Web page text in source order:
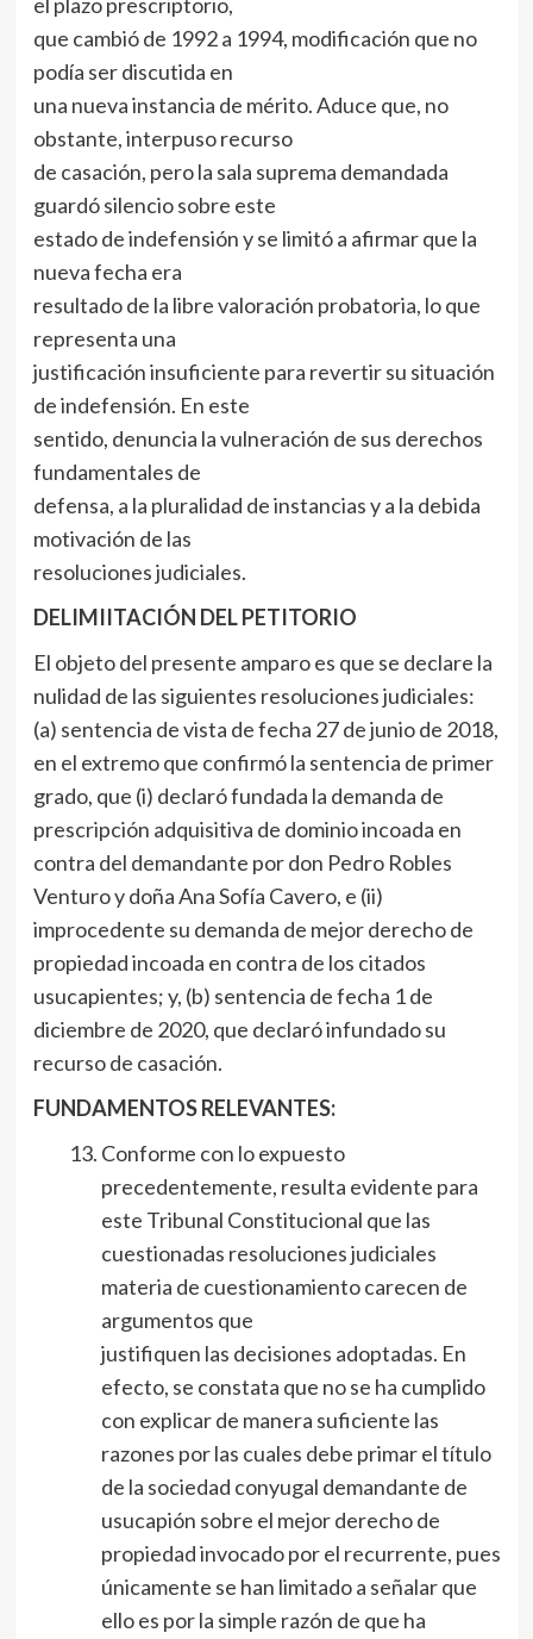
que cambió de 1992 a 1994, modificación que no
podía ser discutida en
una nueva instancia de mérito. Aduce que, no
obstante, interpuso recurso
de casación, pero la sala suprema demandada
guardó silencio sobre este
estado de indefensión y se limitó a afirmar que la
nueva fecha era
resultado de la libre valoración probatoria, lo que
representa una
justificación insuficiente para revertir su situación
de indefensión. En este
sentido, denuncia la vulneración de sus derechos
fundamentales de
defensa, a la pluralidad de instancias y a la debida
motivación de las
resoluciones judiciales.
DELIMIITACIÓN DEL PETITORIO
El objeto del presente amparo es que se declare la
nulidad de las siguientes resoluciones judiciales:
(a) sentencia de vista de fecha 27 de junio de 2018,
en el extremo que confirmó la sentencia de primer
grado, que (i) declaró fundada la demanda de
prescripción adquisitiva de dominio incoada en
contra del demandante por don Pedro Robles
Venturo y doña Ana Sofía Cavero, e (ii)
improcedente su demanda de mejor derecho de
propiedad incoada en contra de los citados
usucapientes; y, (b) sentencia de fecha 1 de
diciembre de 2020, que declaró infundado su
recurso de casación.
FUNDAMENTOS RELEVANTES:
Conforme con lo expuesto
precedentemente, resulta evidente para
este Tribunal Constitucional que las
cuestionadas resoluciones judiciales
materia de cuestionamiento carecen de
argumentos que
justifiquen las decisiones adoptadas. En
efecto, se constata que no se ha cumplido
con explicar de manera suficiente las
razones por las cuales debe primar el título
de la sociedad conyugal demandante de
usucapión sobre el mejor derecho de
propiedad invocado por el recurrente, pues
únicamente se han limitado a señalar que
ello es por la simple razón de que ha